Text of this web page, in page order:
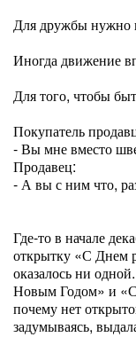
Для дружбы нужно
Иногда движение
Для того, чтобы
Покупатель
- Вы мне вместо
Продавец:
- А вы с ним что,
Где-то в начале
открытку «С Днем
оказалось ни
Новым Годом» и
почему нет
задумываясь,